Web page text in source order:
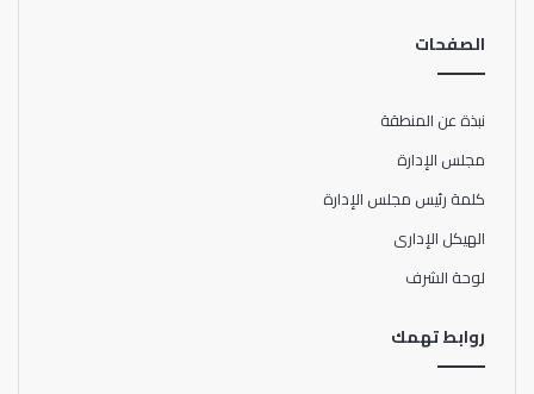
الصفحات
نبذة عن المنطقة
مجلس الإدارة
كلمة رئيس مجلس الإدارة
الهيكل الإدارى
لوحة الشرف
روابط تهمك